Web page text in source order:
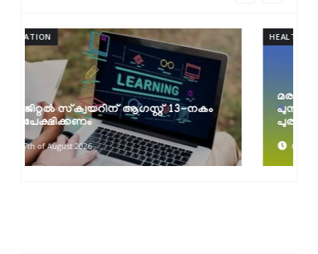
HEALTH
മരണാനന്തര അവയവദാന രംഗത്തെ
പുനരുജ്ജീവനത്തിന് കേരളത്തിന് ദേശീയ
പുരസ്കാരം
6th of August 2026